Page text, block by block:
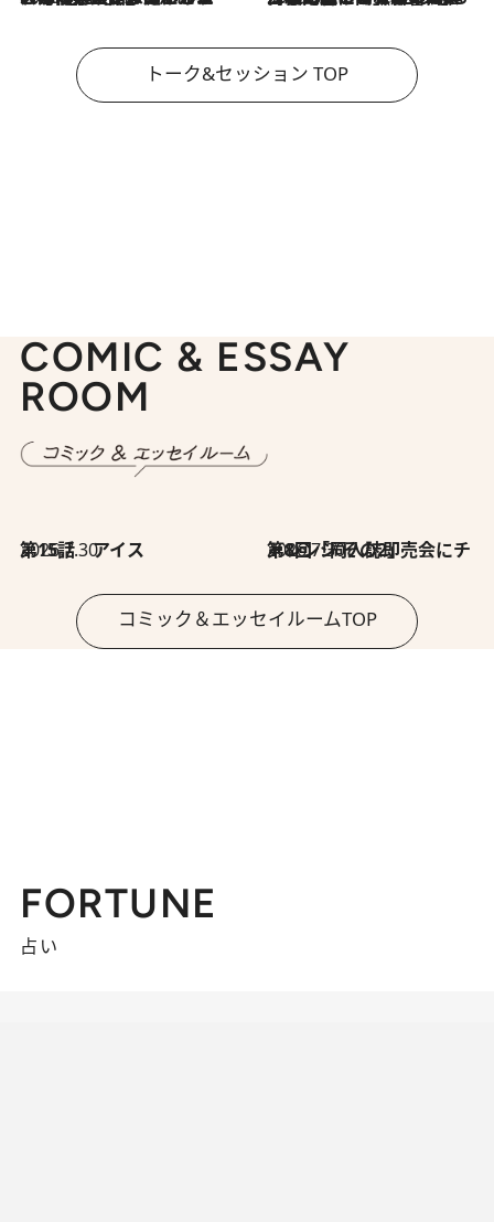
トーク&セッション TOP
COMIC & ESSAY
ROOM
2026.7.30
第15話 アイス 2026.7.30
第8回「同人誌即売会にチャレンジ その2」
コミック＆エッセイルームTOP
FORTUNE
占い